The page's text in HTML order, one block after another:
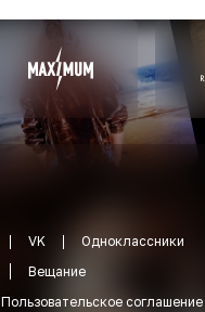
VK
Одноклассники
Вещание
Пользовательское соглашение